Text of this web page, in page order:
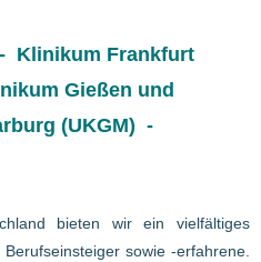
Klinikum Frankfurt
Gießen und
(UKGM) -
bieten wir ein vielfältiges
sowie -erfahrene.